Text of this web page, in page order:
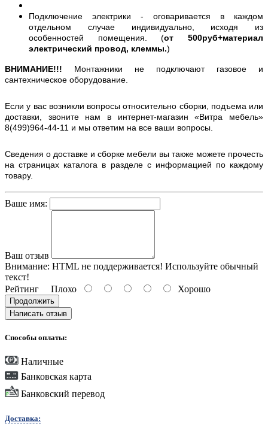
Подключение электрики - оговаривается в каждом
отдельном случае индивидуально, исходя из
особенностей помещения. (от 500руб+материал
электрический провод, клеммы.)
ВНИМАНИЕ!!! Монтажники не подключают газовое и
сантехническое оборудование.
Если у вас возникли вопросы относительно сборки, подъема или
доставки, звоните нам в интернет-магазин «Витра мебель»
8(499)964-44-11 и мы ответим на все ваши вопросы.
Сведения о доставке и сборке мебели вы также можете прочесть
на страницах каталога в разделе с информацией по каждому
товару.
Ваше имя:
Ваш отзыв
Внимание: HTML не поддерживается! Используйте обычный
текст!
Рейтинг Плохо Хорошо
Продолжить
Написать отзыв
Способы оплаты:
Наличные
Банковская карта
Банковский перевод
Доставка: